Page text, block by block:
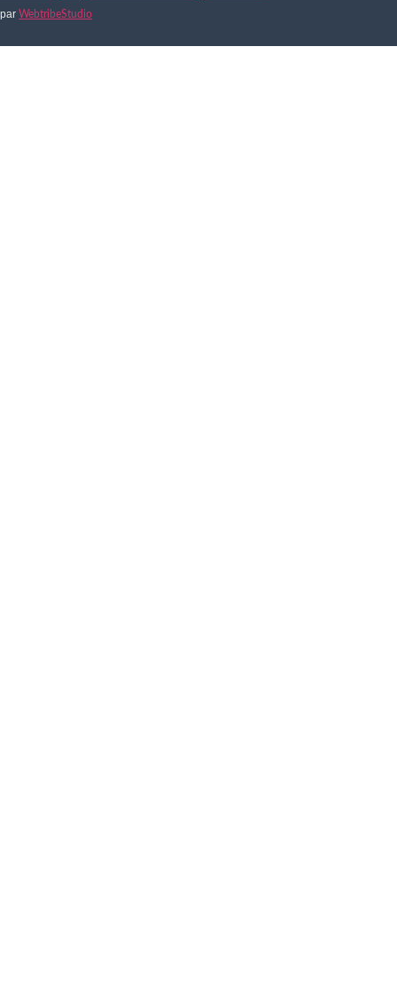
par WebtribeStudio